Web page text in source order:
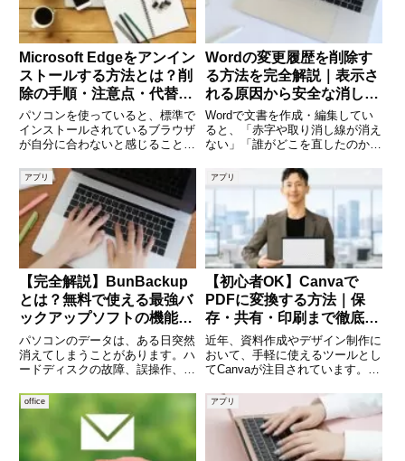
Microsoft Edgeをアンイン
ストールする方法とは？削
除の手順・注意点・代替ブ
ラウザまで徹底解説
パソコンを使っていると、標準で
インストールされているブラウザ
が自分に合わないと感じることが
最初から「Edge（エッジ）」と
いうブラウザが入っていますが、
「Chromeを使っているので不
要」「容量を減らした
Wordの変更履歴を削除す
る方法を完全解説｜表示さ
れる原因から安全な消し方
まで
Wordで文書を作成・編集してい
ると、「赤字や取り消し線が消え
ない」「誰がどこを直したのか表
験はありませんか。それらは
Wordの「変更履歴」機能による
ものです。共同編集や上司・取引
先とのやり取りでは便利な機能で
アプリ
【完全解説】BunBackup
とは？無料で使える最強バ
ックアップソフトの機能・
使い方・活用法まで徹底ガ
イド
パソコンのデータは、ある日突然
消えてしまうことがあります。ハ
ードディスクの故障、誤操作、ウ
など、原因はさまざまです。「も
っと早くバックアップを取ってお
けばよかった」と後悔する人は少
なくありません。そこで注目した
アプリ
【初心者OK】Canvaで
PDFに変換する方法｜保
存・共有・印刷まで徹底解
説
近年、資料作成やデザイン制作に
おいて、手軽に使えるツールとし
てCanvaが注目されています。特
換する機能は、ビジネスや個人利
用の両方で非常に便利です。例え
ば、提案書やチラシ、履歴書、マ
ニュアルなどをPDFとし
office アプリ